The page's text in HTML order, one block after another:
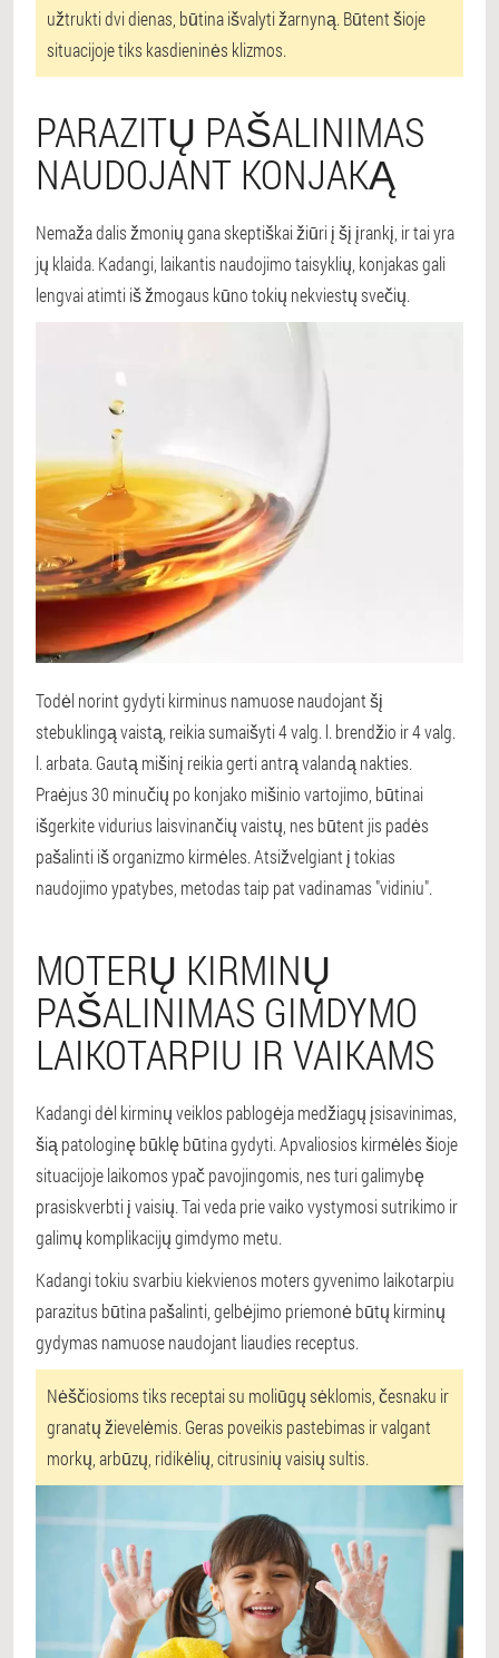
užtrukti dvi dienas, būtina išvalyti žarnyną. Būtent šioje
situacijoje tiks kasdieninės klizmos.
PARAZITŲ PAŠALINIMAS
NAUDOJANT KONJAKĄ
Nemaža dalis žmonių gana skeptiškai žiūri į šį įrankį, ir tai yra
jų klaida. Kadangi, laikantis naudojimo taisyklių, konjakas gali
lengvai atimti iš žmogaus kūno tokių nekviestų svečių.
Todėl norint gydyti kirminus namuose naudojant šį
stebuklingą vaistą, reikia sumaišyti 4 valg. l. brendžio ir 4 valg.
l. arbata. Gautą mišinį reikia gerti antrą valandą nakties.
Praėjus 30 minučių po konjako mišinio vartojimo, būtinai
išgerkite vidurius laisvinančių vaistų, nes būtent jis padės
pašalinti iš organizmo kirmėles. Atsižvelgiant į tokias
naudojimo ypatybes, metodas taip pat vadinamas "vidiniu".
MOTERŲ KIRMINŲ
PAŠALINIMAS GIMDYMO
LAIKOTARPIU IR VAIKAMS
Kadangi dėl kirminų veiklos pablogėja medžiagų įsisavinimas,
šią patologinę būklę būtina gydyti. Apvaliosios kirmėlės šioje
situacijoje laikomos ypač pavojingomis, nes turi galimybę
prasiskverbti į vaisių. Tai veda prie vaiko vystymosi sutrikimo ir
galimų komplikacijų gimdymo metu.
Kadangi tokiu svarbiu kiekvienos moters gyvenimo laikotarpiu
parazitus būtina pašalinti, gelbėjimo priemonė būtų kirminų
gydymas namuose naudojant liaudies receptus.
Nėščiosioms tiks receptai su moliūgų sėklomis, česnaku ir
granatų žievelėmis. Geras poveikis pastebimas ir valgant
morkų, arbūzų, ridikėlių, citrusinių vaisių sultis.